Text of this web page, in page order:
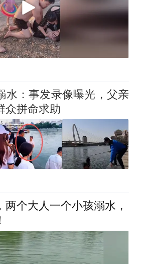
水：事发录像曝光，父亲
众拼命求助
个大人一个小孩溺水，